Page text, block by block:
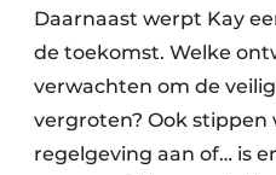
Daarnaast werpt Kay
de toekomst. Welke
verwachten om de
vergroten? Ook stippen
regelgeving aan of… is